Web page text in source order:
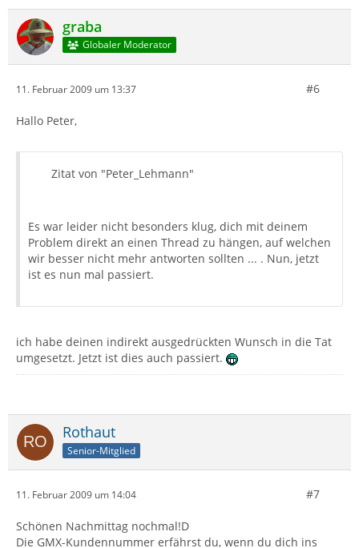
graba
Globaler Moderator
11. Februar 2009 um 13:37 #6
Hallo Peter,
Zitat von "Peter_Lehmann"
Es war leider nicht besonders klug, dich mit deinem
Problem direkt an einen Thread zu hängen, auf welchen
wir besser nicht mehr antworten sollten ... . Nun, jetzt
ist es nun mal passiert.
ich habe deinen indirekt ausgedrückten Wunsch in die Tat
umgesetzt. Jetzt ist dies auch passiert.
Rothaut
Senior-Mitglied
11. Februar 2009 um 14:04 #7
Schönen Nachmittag nochmal!D
Die GMX-Kundennummer erfährst du, wenn du dich ins